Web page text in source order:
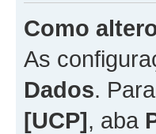
Como
As
Dados.
[UCP], aba